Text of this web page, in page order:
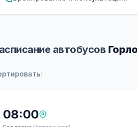
автобусов
08:00